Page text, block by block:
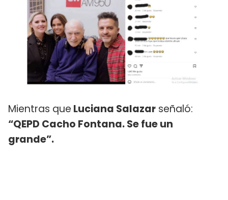
Mientras que Luciana Salazar señaló:
“QEPD Cacho Fontana. Se fue un
grande”.